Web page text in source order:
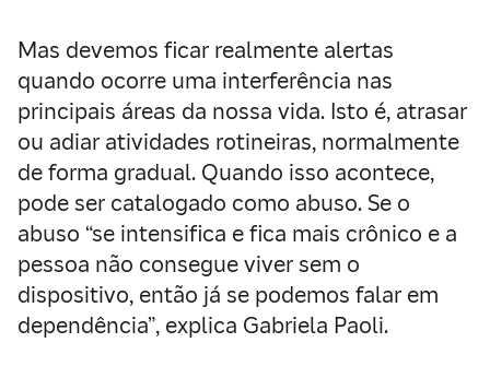
Mas devemos ficar realmente alertas
quando ocorre uma interferência nas
principais áreas da nossa vida. Isto é, atrasar
ou adiar atividades rotineiras, normalmente
de forma gradual. Quando isso acontece,
pode ser catalogado como abuso. Se o
abuso “se intensifica e fica mais crônico e a
pessoa não consegue viver sem o
dispositivo, então já se podemos falar em
dependência”, explica Gabriela Paoli.